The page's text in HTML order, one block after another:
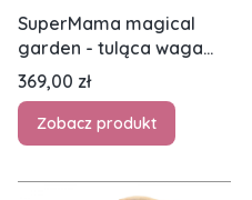
SuperMama magical
garden - tuląca waga
niemowlęca
Cena
369,00 zł
Zobacz produkt